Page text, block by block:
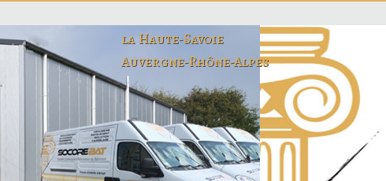
la Haute-Savoie
Auvergne-Rhône-Alpes